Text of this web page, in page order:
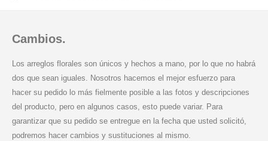
Cambios.
Los arreglos florales son únicos y hechos a mano, por lo que no habrá
dos que sean iguales. Nosotros hacemos el mejor esfuerzo para
hacer su pedido lo más fielmente posible a las fotos y descripciones
del producto, pero en algunos casos, esto puede variar. Para
garantizar que su pedido se entregue en la fecha que usted solicitó,
podremos hacer cambios y sustituciones al mismo.